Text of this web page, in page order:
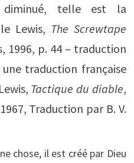
telle est la
Lewis, The Screwtape
1996, p. 44 – traduction
traduction française
Tactique du diable,
Traduction par B. V.
chose, il est créé par Dieu